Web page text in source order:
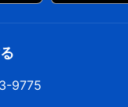
9775